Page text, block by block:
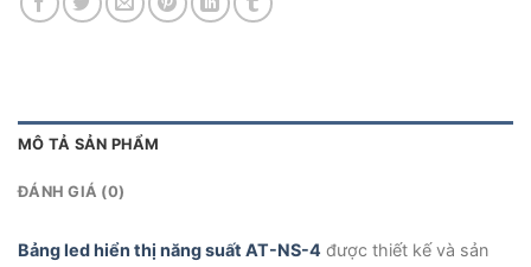
MÔ TẢ SẢN PHẨM
ĐÁNH GIÁ (0)
Bảng led hiển thị năng suất AT-NS-4 được thiết kế và sản